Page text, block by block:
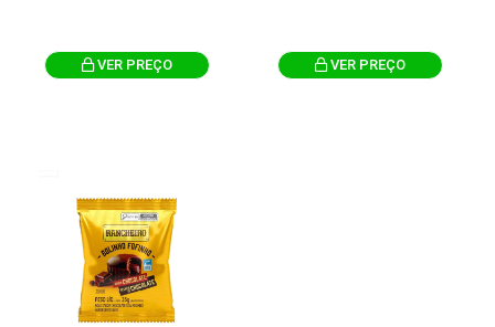
VER PREÇO VER PREÇO